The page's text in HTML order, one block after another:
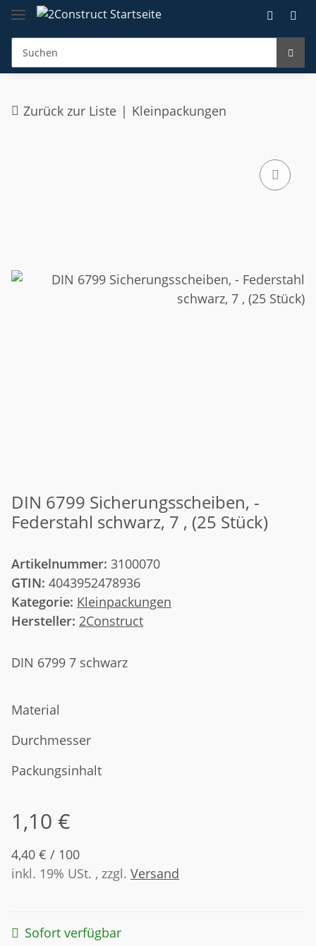
Zurück zur Liste Kleinpackungen
DIN 6799 Sicherungsscheiben, -
Federstahl schwarz, 7 , (25 Stück)
Artikelnummer: 3100070
GTIN: 4043952478936
Kategorie: Kleinpackungen
Hersteller: 2Construct
DIN 6799 7 schwarz
Material
Durchmesser
Packungsinhalt
1,10 €
4,40 € / 100
inkl. 19% USt. , zzgl. Versand
Sofort verfügbar